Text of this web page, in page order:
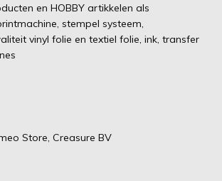
en HOBBY artikkelen als
stempel systeem,
vinyl folie en textiel folie, ink, transfer
Store, Creasure BV